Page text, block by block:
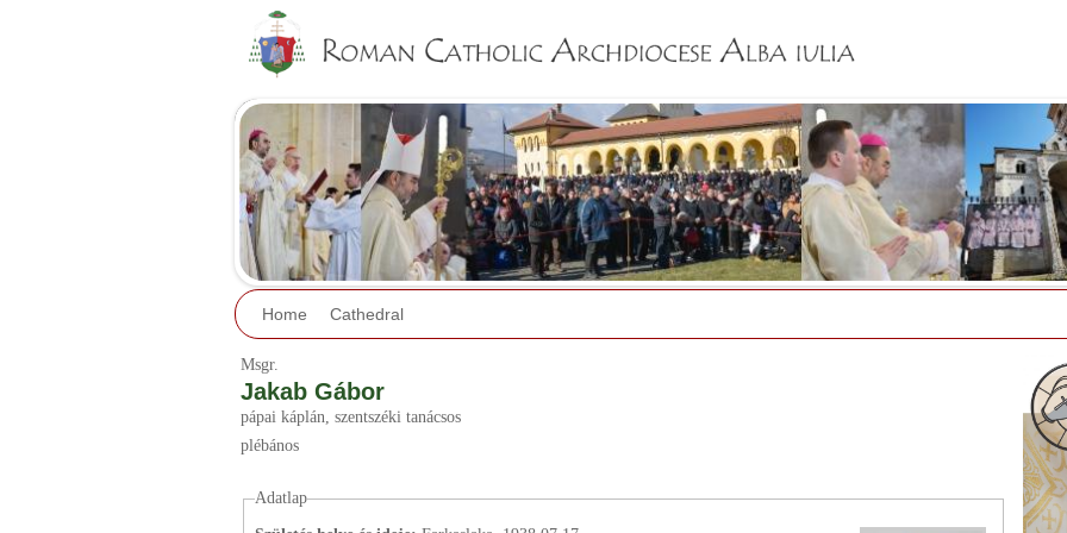
Home Cathedral
Msgr.
Jakab Gábor
pápai káplán, szentszéki tanácsos
plébános
Adatlap